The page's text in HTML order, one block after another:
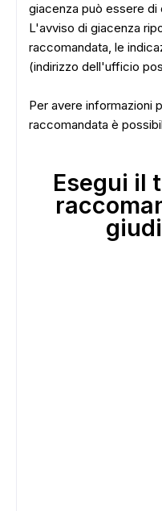
giacenza può essere
L'avviso di giacenza
raccomandata, le
(indirizzo dell'ufficio
Per avere informazioni
raccomandata è
Esegui il